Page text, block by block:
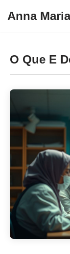
conteúdo
Anna
O Que E